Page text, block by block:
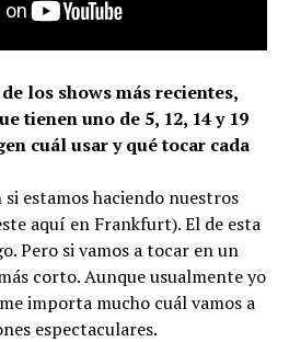
los shows más recientes,
tienen uno de 5, 12, 14 y 19
cuál usar y qué tocar cada
si estamos haciendo nuestros
aquí en Frankfurt). El de esta
Pero si vamos a tocar en un
corto. Aunque usualmente yo
importa mucho cuál vamos a
espectaculares.